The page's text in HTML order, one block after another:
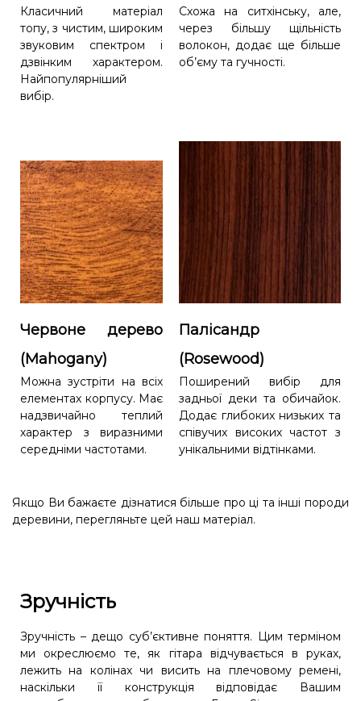
Класичний матеріал
топу, з чистим, широким
звуковим спектром і
дзвінким характером.
Найпопулярніший
вибір.
Схожа на ситхінську, але,
через більшу щільність
волокон, додає ще більше
об’єму та гучності.
Червоне дерево
(Mahogany)
Можна зустріти на всіх
елементах корпусу. Має
надзвичайно теплий
характер з виразними
середніми частотами.
Палісандр
(Rosewood)
Поширений вибір для
задньої деки та обичайок.
Додає глибоких низьких та
співучих високих частот з
унікальними відтінками.
Якщо Ви бажаєте дізнатися більше про ці та інші породи
деревини, перегляньте цей наш матеріал.
Зручність
Зручність – дещо суб’єктивне поняття. Цим терміном
ми окреслюємо те, як гітара відчувається в руках,
лежить на колінах чи висить на плечовому ремені,
наскільки її конструкція відповідає Вашим